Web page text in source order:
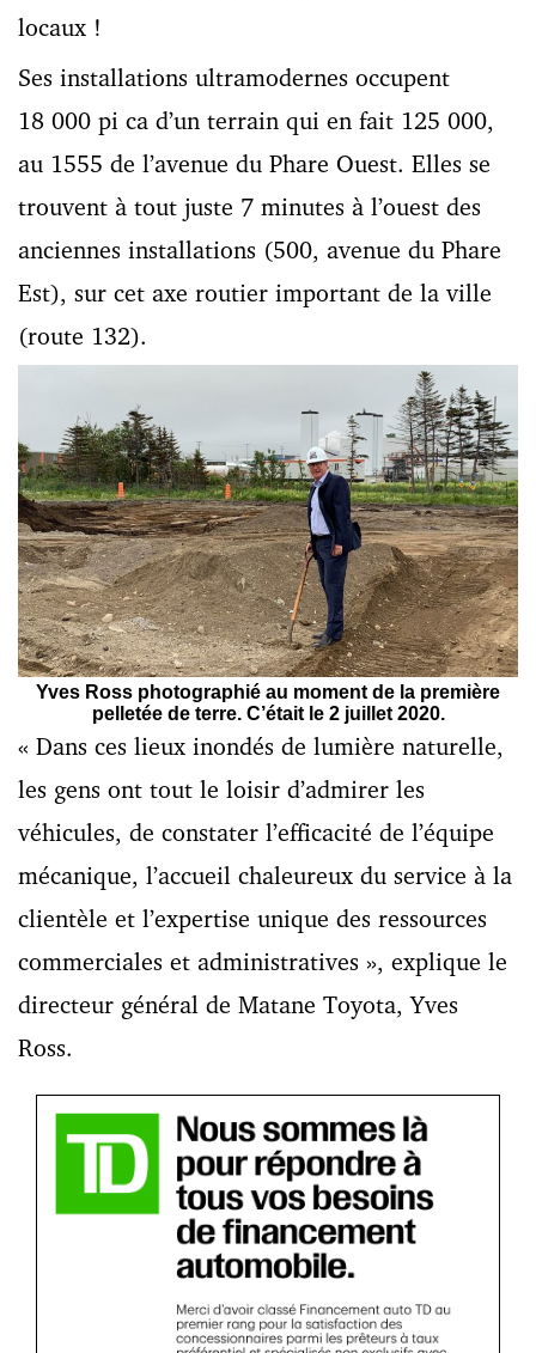
locaux !
Ses installations ultramodernes occupent
18 000 pi ca d’un terrain qui en fait 125 000,
au 1555 de l’avenue du Phare Ouest. Elles se
trouvent à tout juste 7 minutes à l’ouest des
anciennes installations (500, avenue du Phare
Est), sur cet axe routier important de la ville
(route 132).
Yves Ross photographié au moment de la première
pelletée de terre. C’était le 2 juillet 2020.
« Dans ces lieux inondés de lumière naturelle,
les gens ont tout le loisir d’admirer les
véhicules, de constater l’efficacité de l’équipe
mécanique, l’accueil chaleureux du service à la
clientèle et l’expertise unique des ressources
commerciales et administratives », explique le
directeur général de Matane Toyota, Yves
Ross.